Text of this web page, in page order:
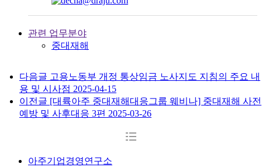
관련 업무분야
중대재해
다음글 고용노동부 개정 통상임금 노사지도 지침의 주요 내
용 및 시사점 2025-04-15
이전글 [대륙아주 중대재해대응그룹 웨비나] 중대재해 사전
예방 및 사후대응 3편 2025-03-26
아주기업경영연구소